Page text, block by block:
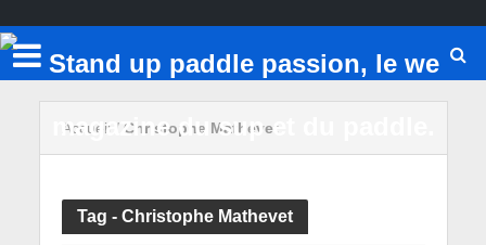
Accueil/ Christophe Mathevet
Tag - Christophe Mathevet